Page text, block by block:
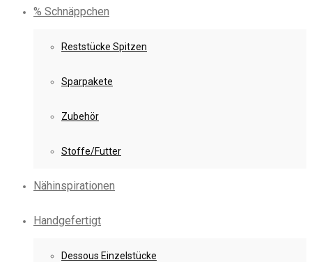
% Schnäppchen
Reststücke Spitzen
Sparpakete
Zubehör
Stoffe/Futter
Nähinspirationen
Handgefertigt
Dessous Einzelstücke